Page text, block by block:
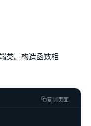
类。构造函数相
复制页面